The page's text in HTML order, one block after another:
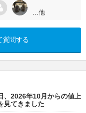
…他
質問する
、2026年10月からの値上
見てきました